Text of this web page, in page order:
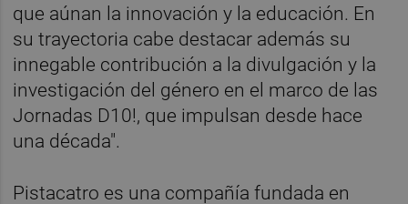
que aúnan la innovación y la educación. En
su trayectoria cabe destacar además su
innegable contribución a la divulgación y la
investigación del género en el marco de las
Jornadas D10!, que impulsan desde hace
una década".
Pistacatro es una compañía fundada en